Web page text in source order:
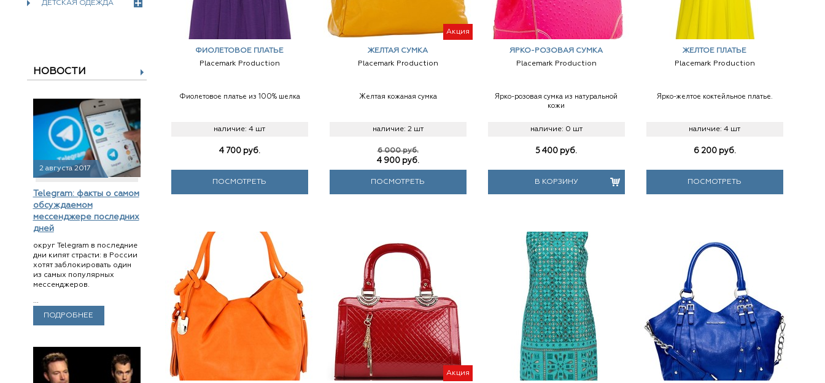
ДЕТСКАЯ ОДЕЖДА
НОВОСТИ
2 августа 2017
Telegram: факты о самом
обсуждаемом
мессенджере последних
дней
округ Telegram в последние
дни кипят страсти: в России
хотят заблокировать один
из самых популярных
мессенджеров.
...
ПОДРОБНЕЕ
ФИОЛЕТОВОЕ ПЛАТЬЕ
Placemark Production
Фиолетовое платье из 100% шелка
наличие: 4 шт
4 700 руб.
ПОСМОТРЕТЬ
Акция
ЖЕЛТАЯ СУМКА
Placemark Production
Желтая кожаная сумка
наличие: 2 шт
6 000 руб.
4 900 руб.
ПОСМОТРЕТЬ
ЯРКО-РОЗОВАЯ СУМКА
Placemark Production
Ярко-розовая сумка из натуральной
кожи
наличие: 0 шт
5 400 руб.
В КОРЗИНУ
ЖЕЛТОЕ ПЛАТЬЕ
Placemark Production
Ярко-желтое коктейльное платье.
наличие: 4 шт
6 200 руб.
ПОСМОТРЕТЬ
Акция